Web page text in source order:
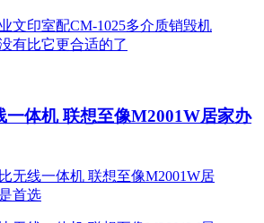
一体机 联想至像M2001W居家办